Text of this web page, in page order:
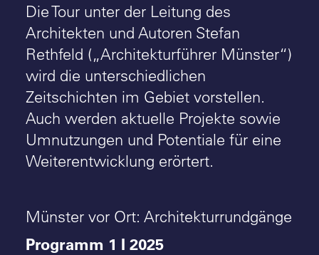
Die Tour unter der Leitung des
Architekten und Autoren Stefan
Rethfeld („Architekturführer Münster“)
wird die unterschiedlichen
Zeitschichten im Gebiet vorstellen.
Auch werden aktuelle Projekte sowie
Umnutzungen und Potentiale für eine
Weiterentwicklung erörtert.
Münster vor Ort: Architekturrundgänge
Programm 1 I 2025